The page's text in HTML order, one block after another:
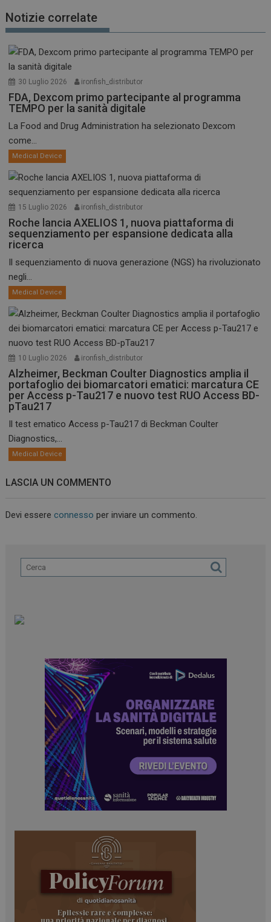
Notizie correlate
30 Luglio 2026 ironfish_distributor
FDA, Dexcom primo partecipante al programma
TEMPO per la sanità digitale
La Food and Drug Administration ha selezionato Dexcom
come...
Medical Device
15 Luglio 2026 ironfish_distributor
Roche lancia AXELIOS 1, nuova piattaforma di
sequenziamento per espansione dedicata alla
ricerca
Il sequenziamento di nuova generazione (NGS) ha rivoluzionato
negli...
Medical Device
10 Luglio 2026 ironfish_distributor
Alzheimer, Beckman Coulter Diagnostics amplia il
portafoglio dei biomarcatori ematici: marcatura CE
per Access p-Tau217 e nuovo test RUO Access BD-
pTau217
Il test ematico Access p-Tau217 di Beckman Coulter
Diagnostics,...
Medical Device
LASCIA UN COMMENTO
Devi essereconnesso per inviare un commento.